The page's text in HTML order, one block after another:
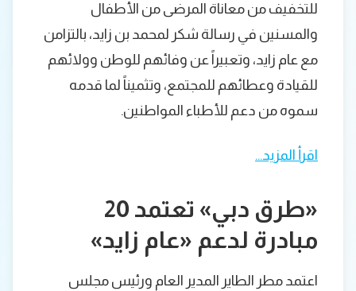
للتخفيف من معاناة المرضى من الأطفال
والمسنين في رسالة شكر لمحمد بن زايد، بالتزامن
مع عام زايد، وتعبيراً عن وفائهم للوطن وولائهم
للقيادة وعطائهم للمجتمع، وتثميناً لما قدمه
سموه من دعم للأطباء المواطنين.
اقرأ المزيد…
«طرق دبي» تعتمد 20
مبادرة لدعم «عام زايد»
اعتمد مطر الطاير المدير العام ورئيس مجلس